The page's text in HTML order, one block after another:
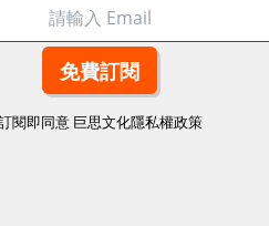
閱即同意 巨思文化隱私權政策